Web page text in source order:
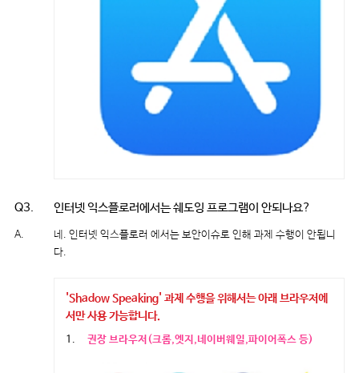
Q3. 인터넷 익스플로러에서는 쉐도잉 프로그램이 안되나요?
A.
네. 인터넷 익스플로러 에서는 보안이슈로 인해 과제 수행이 안됩니
다.
'Shadow Speaking' 과제 수행을 위해서는 아래 브라우저에
서만 사용 가능합니다.
1. 권장 브라우저(크롬,엣지,네이버웨일,파이어폭스 등)